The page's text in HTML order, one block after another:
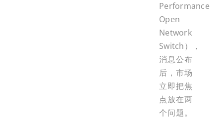
Performance
Open
Network
Switch），
消息公布
后，市场
立即把焦
点放在两
个问题。